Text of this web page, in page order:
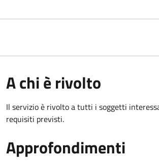
A chi è rivolto
Il servizio è rivolto a tutti i soggetti
requisiti previsti.
Approfondimenti